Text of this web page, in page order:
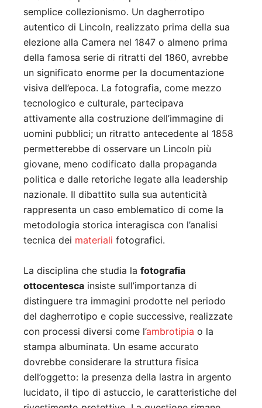
semplice collezionismo. Un dagherrotipo
autentico di Lincoln, realizzato prima della sua
elezione alla Camera nel 1847 o almeno prima
della famosa serie di ritratti del 1860, avrebbe
un significato enorme per la documentazione
visiva dell’epoca. La fotografia, come mezzo
tecnologico e culturale, partecipava
attivamente alla costruzione dell’immagine di
uomini pubblici; un ritratto antecedente al 1858
permetterebbe di osservare un Lincoln più
giovane, meno codificato dalla propaganda
politica e dalle retoriche legate alla leadership
nazionale. Il dibattito sulla sua autenticità
rappresenta un caso emblematico di come la
metodologia storica interagisca con l’analisi
tecnica dei materiali fotografici.
La disciplina che studia la fotografia
ottocentesca insiste sull’importanza di
distinguere tra immagini prodotte nel periodo
del dagherrotipo e copie successive, realizzate
con processi diversi come l’ambrotipia o la
stampa albuminata. Un esame accurato
dovrebbe considerare la struttura fisica
dell’oggetto: la presenza della lastra in argento
lucidato, il tipo di astuccio, le caratteristiche del